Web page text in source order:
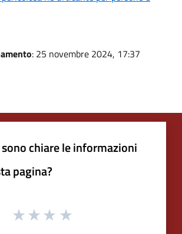
: 25 novembre 2024, 17:37
chiare le informazioni
pagina?